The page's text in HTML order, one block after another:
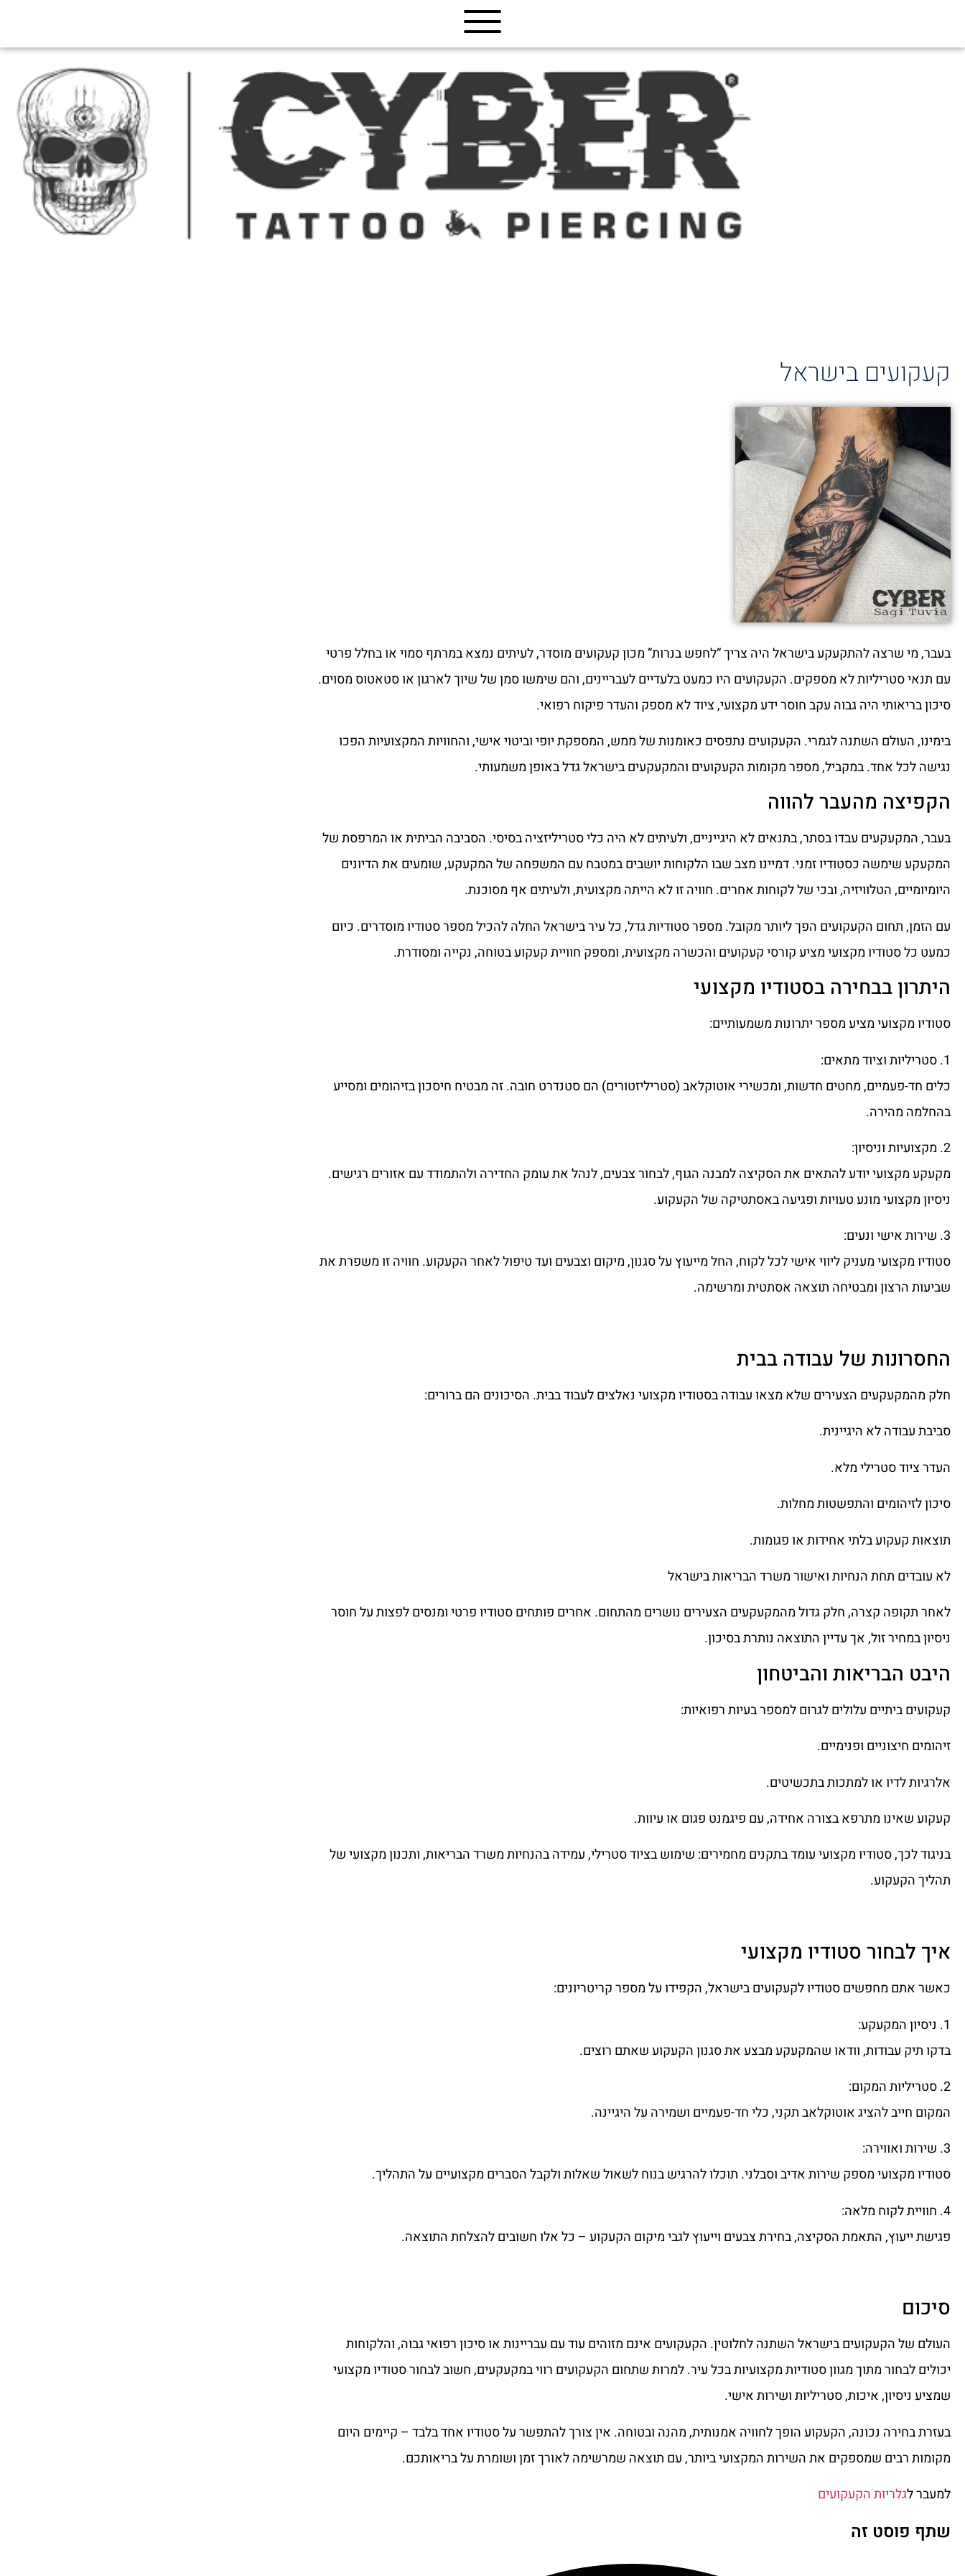
קעקועים בישראל
בעבר, מי שרצה להתקעקע בישראל היה צריך “לחפש בנרות” מכון קעקועים מוסדר, לעיתים נמצא במרתף סמוי או בחלל פרטי
עם תנאי סטריליות לא מספקים. הקעקועים היו כמעט בלעדיים לעבריינים, והם שימשו סמן של שיוך לארגון או סטאטוס מסוים.
סיכון בריאותי היה גבוה עקב חוסר ידע מקצועי, ציוד לא מספק והעדר פיקוח רפואי.
בימינו, העולם השתנה לגמרי. הקעקועים נתפסים כאומנות של ממש, המספקת יופי וביטוי אישי, והחוויות המקצועיות הפכו
נגישה לכל אחד. במקביל, מספר מקומות הקעקועים והמקעקעים בישראל גדל באופן משמעותי.
הקפיצה מהעבר להווה
בעבר, המקעקעים עבדו בסתר, בתנאים לא היגייניים, ולעיתים לא היה כלי סטריליזציה בסיסי. הסביבה הביתית או המרפסת של
המקעקע שימשה כסטודיו זמני. דמיינו מצב שבו הלקוחות יושבים במטבח עם המשפחה של המקעקע, שומעים את הדיונים
היומיומיים, הטלוויזיה, ובכי של לקוחות אחרים. חוויה זו לא הייתה מקצועית, ולעיתים אף מסוכנת.
עם הזמן, תחום הקעקועים הפך ליותר מקובל. מספר סטודיות גדל, כל עיר בישראל החלה להכיל מספר סטודיו מוסדרים. כיום
כמעט כל סטודיו מקצועי מציע קורסי קעקועים והכשרה מקצועית, ומספק חוויית קעקוע בטוחה, נקייה ומסודרת.
היתרון בבחירה בסטודיו מקצועי
סטודיו מקצועי מציע מספר יתרונות משמעותיים:
1. סטריליות וציוד מתאים:
כלים חד-פעמיים, מחטים חדשות, ומכשירי אוטוקלאב (סטריליזטורים) הם סטנדרט חובה. זה מבטיח חיסכון בזיהומים ומסייע
בהחלמה מהירה.
2. מקצועיות וניסיון:
מקעקע מקצועי יודע להתאים את הסקיצה למבנה הגוף, לבחור צבעים, לנהל את עומק החדירה ולהתמודד עם אזורים רגישים.
ניסיון מקצועי מונע טעויות ופגיעה באסתטיקה של הקעקוע.
3. שירות אישי ונעים:
סטודיו מקצועי מעניק ליווי אישי לכל לקוח, החל מייעוץ על סגנון, מיקום וצבעים ועד טיפול לאחר הקעקוע. חוויה זו משפרת את
שביעות הרצון ומבטיחה תוצאה אסתטית ומרשימה.
החסרונות של עבודה בבית
חלק מהמקעקעים הצעירים שלא מצאו עבודה בסטודיו מקצועי נאלצים לעבוד בבית. הסיכונים הם ברורים:
סביבת עבודה לא היגיינית.
העדר ציוד סטרילי מלא.
סיכון לזיהומים והתפשטות מחלות.
תוצאות קעקוע בלתי אחידות או פגומות.
לא עובדים תחת הנחיות ואישור משרד הבריאות בישראל
לאחר תקופה קצרה, חלק גדול מהמקעקעים הצעירים נושרים מהתחום. אחרים פותחים סטודיו פרטי ומנסים לפצות על חוסר
ניסיון במחיר זול, אך עדיין התוצאה נותרת בסיכון.
היבט הבריאות והביטחון
קעקועים ביתיים עלולים לגרום למספר בעיות רפואיות:
זיהומים חיצוניים ופנימיים.
אלרגיות לדיו או למתכות בתכשיטים.
קעקוע שאינו מתרפא בצורה אחידה, עם פיגמנט פגום או עיוות.
בניגוד לכך, סטודיו מקצועי עומד בתקנים מחמירים: שימוש בציוד סטרילי, עמידה בהנחיות משרד הבריאות, ותכנון מקצועי של
תהליך הקעקוע.
איך לבחור סטודיו מקצועי
כאשר אתם מחפשים סטודיו לקעקועים בישראל, הקפידו על מספר קריטריונים:
1. ניסיון המקעקע:
בדקו תיק עבודות, וודאו שהמקעקע מבצע את סגנון הקעקוע שאתם רוצים.
2. סטריליות המקום:
המקום חייב להציג אוטוקלאב תקני, כלי חד-פעמיים ושמירה על היגיינה.
3. שירות ואווירה:
סטודיו מקצועי מספק שירות אדיב וסבלני. תוכלו להרגיש בנוח לשאול שאלות ולקבל הסברים מקצועיים על התהליך.
4. חוויית לקוח מלאה:
פגישת ייעוץ, התאמת הסקיצה, בחירת צבעים וייעוץ לגבי מיקום הקעקוע – כל אלו חשובים להצלחת התוצאה.
סיכום
העולם של הקעקועים בישראל השתנה לחלוטין. הקעקועים אינם מזוהים עוד עם עבריינות או סיכון רפואי גבוה, והלקוחות
יכולים לבחור מתוך מגוון סטודיות מקצועיות בכל עיר. למרות שתחום הקעקועים רווי במקעקעים, חשוב לבחור סטודיו מקצועי
שמציע ניסיון, איכות, סטריליות ושירות אישי.
בעזרת בחירה נכונה, הקעקוע הופך לחוויה אמנותית, מהנה ובטוחה. אין צורך להתפשר על סטודיו אחד בלבד – קיימים היום
מקומות רבים שמספקים את השירות המקצועי ביותר, עם תוצאה שמרשימה לאורך זמן ושומרת על בריאותכם.
למעבר לגלריות הקעקועים
שתף פוסט זה